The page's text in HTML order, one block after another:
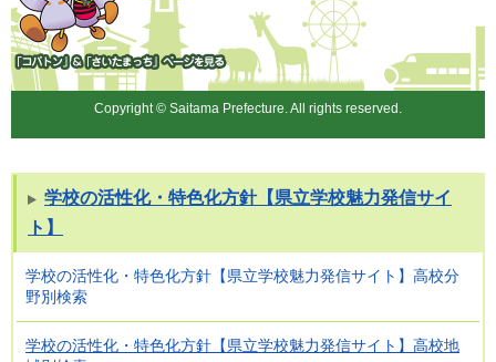
「コバトン」&「さいたまっ
ち」
Copyright © Saitama Prefecture. All rights reserved.
学校の活性化・特色化方針【県立学校魅力発信サイ
ト】
学校の活性化・特色化方針【県立学校魅力発信サイト】高校分
野別検索
学校の活性化・特色化方針【県立学校魅力発信サイト】高校地